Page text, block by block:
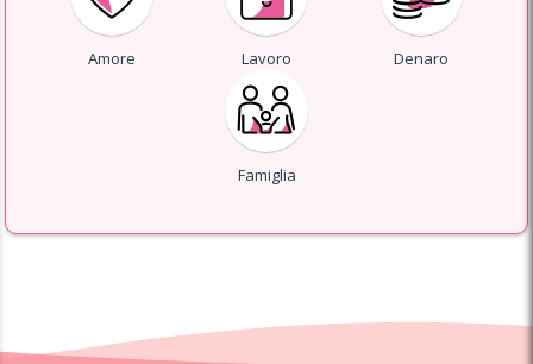
Amore Lavoro Denaro
Famiglia